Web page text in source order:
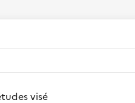
visé